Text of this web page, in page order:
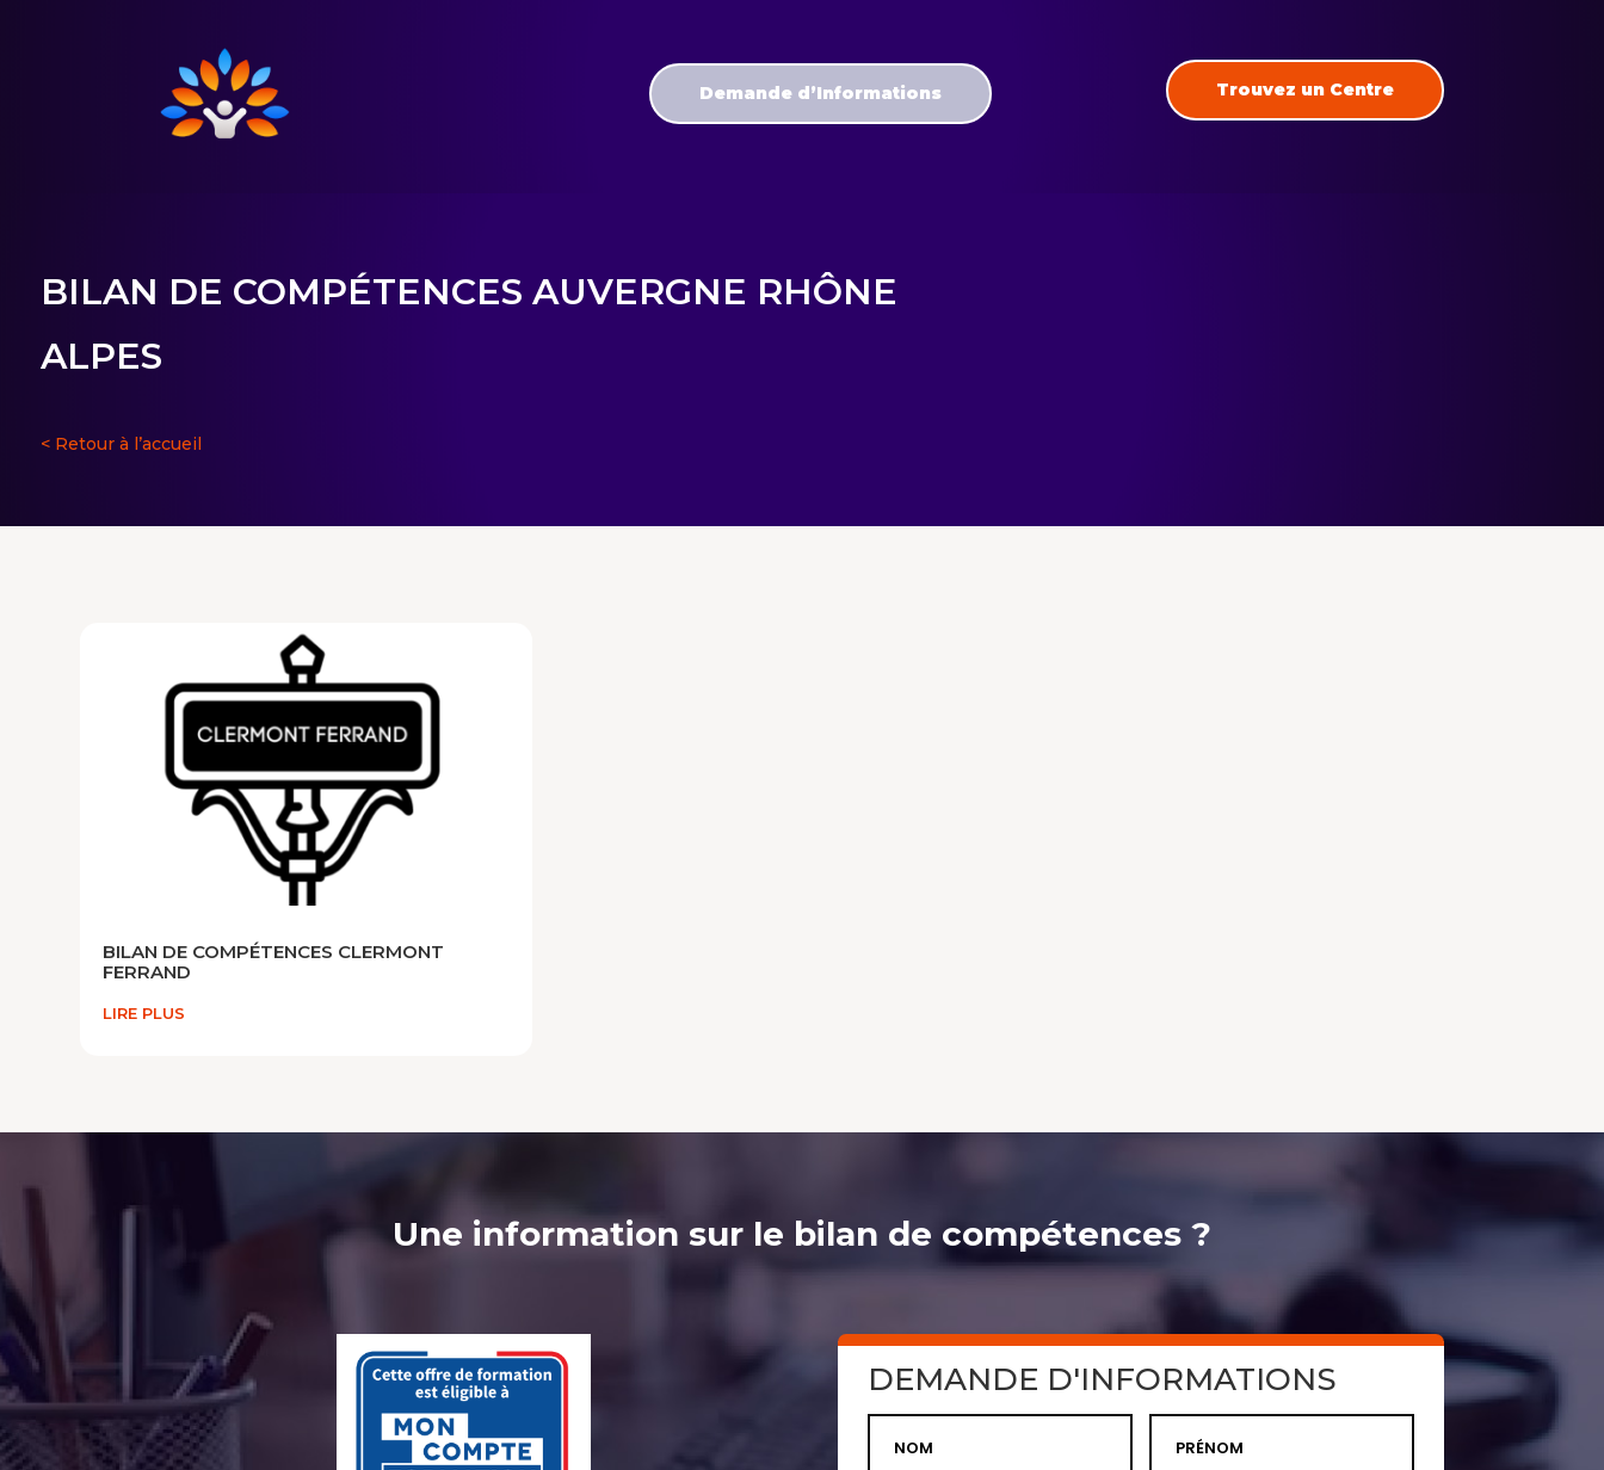
Demande d’Informations Trouvez un Centre
BILAN DE COMPÉTENCES AUVERGNE RHÔNE
ALPES
< Retour à l’accueil
BILAN DE COMPÉTENCES CLERMONT
FERRAND
LIRE PLUS
Une information sur le bilan de compétences ?
DEMANDE D'INFORMATIONS